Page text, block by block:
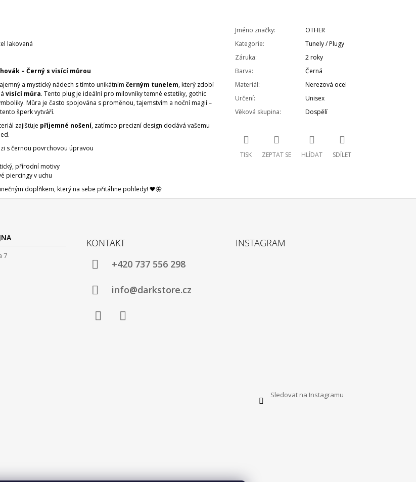
lakovaná
– Černý s visící můrou
a mystický nádech s tímto unikátním černým tunelem, který zdobí
visící můra. Tento plug je ideální pro milovníky temné estetiky, gothic
Můra je často spojována s proměnou, tajemstvím a noční magií –
šperk vytváří.
zajišťuje příjemné nošení, zatímco precizní design dodává vašemu
s černou povrchovou úpravou
přírodní motivy
piercingy v uchu
doplňkem, který na sebe přitáhne pohledy! 🖤🦋
Jméno značky:
OTHER
Kategorie:
Tunely / Plugy
Záruka:
2 roky
Barva:
Černá
Materiál:
Nerezová ocel
Určení:
Unisex
Věková skupina: Dospělí
TISK ZEPTAT SE HLÍDAT SDÍLET
7
KONTAKT
+420 737 556 298
info@darkstore.cz
INSTAGRAM
Sledovat na Instagramu